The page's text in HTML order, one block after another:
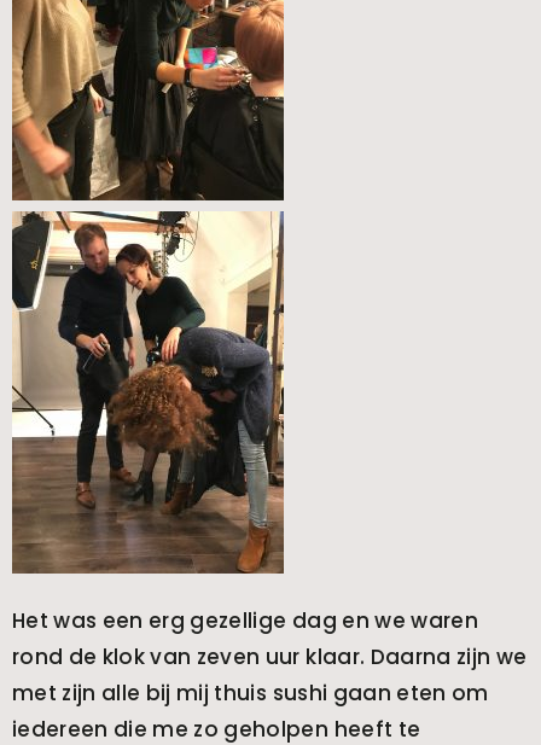
Het was een erg gezellige dag en we waren
rond de klok van zeven uur klaar. Daarna zijn we
met zijn alle bij mij thuis sushi gaan eten om
iedereen die me zo geholpen heeft te